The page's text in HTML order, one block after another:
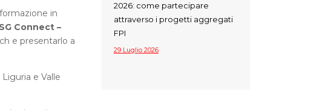
in
Connect –
e presentarlo a
e Valle
2026: come partecipare
attraverso i progetti aggregati
FPI
29 Luglio 2026